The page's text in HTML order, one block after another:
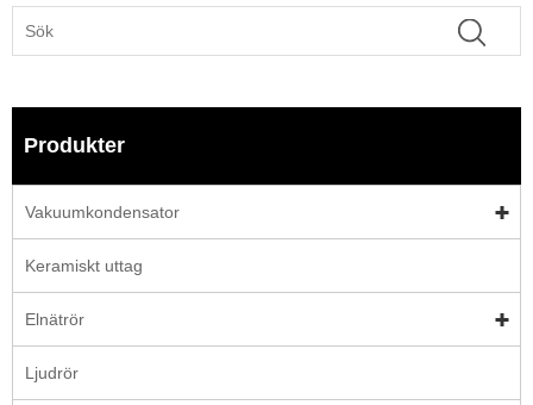
Produkter
Vakuumkondensator
Keramiskt uttag
Elnätrör
Ljudrör